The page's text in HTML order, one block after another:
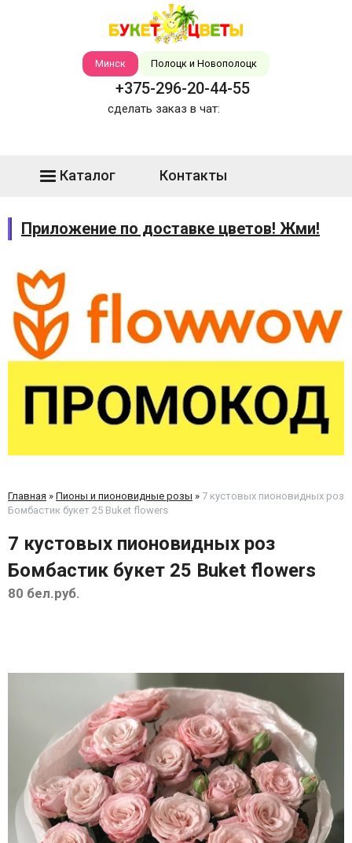
Минск Полоцк и Новополоцк
+375-296-20-44-55
сделать заказ в чат:
Каталог Контакты
Приложение по доставке цветов! Жми!
Главная » Пионы и пионовидные розы » 7 кустовых пионовидных роз
Бомбастик букет 25 Buket flowers
7 кустовых пионовидных роз
Бомбастик букет 25 Buket flowers
80 бел.руб.